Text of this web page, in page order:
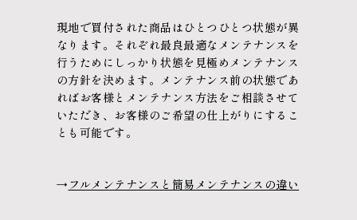
現地で買付された商品はひとつひとつ状態が異
なります。 それぞれ最良最適なメンテナンスを
行うために しっかり状態を見極めメンテナンス
の方針を決めます。 メンテナンス前の状態であ
ればお客様とメンテナンス方法をご相談させて
いただき、 お客様のご希望の仕上がりにするこ
とも可能です。
→ フルメンテナンスと簡易メンテナンスの違い